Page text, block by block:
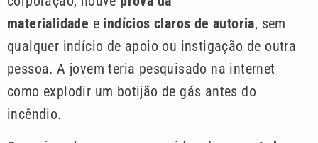
materialidade e indícios claros de autoria, sem
qualquer indício de apoio ou instigação de outra
pessoa. A jovem teria pesquisado na internet
como explodir um botijão de gás antes do
incêndio.